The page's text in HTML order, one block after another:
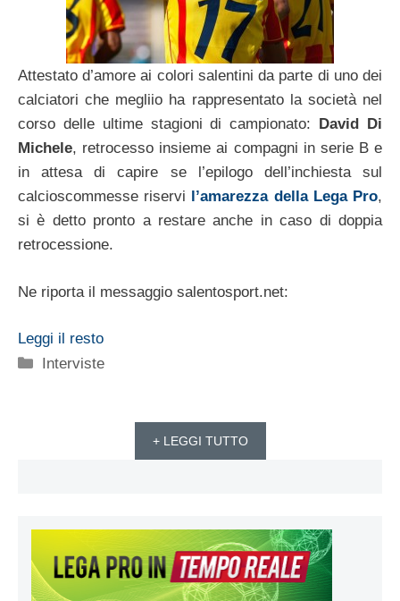
Attestato d’amore ai colori salentini da parte di uno dei
calciatori che megliio ha rappresentato la società nel
corso delle ultime stagioni di campionato:
David Di
Michele, retrocesso insieme ai compagni in serie B e
in attesa di capire se l’epilogo dell’inchiesta sul
calcioscommesse riservi
l’amarezza della Lega Pro,
si è detto pronto a restare anche in caso di doppia
retrocessione.
Ne riporta il messaggio salentosport.net:
Leggi il resto
Categorie
Interviste
+ LEGGI TUTTO